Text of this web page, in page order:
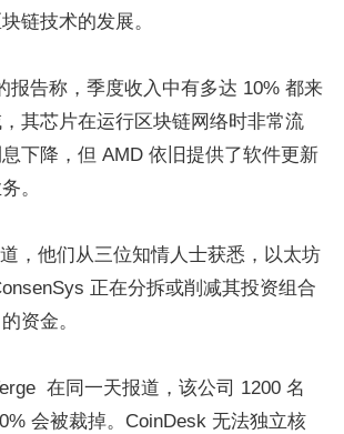
链技术的发展。
报告称，季度收入中有多达 10% 都来
其芯片在运行区块链网络时非常流
下降，但 AMD 依旧提供了软件更新
。
，他们从三位知情人士获悉，以太坊
正在分拆或削减其投资组合
资金。
在同一天报道，该公司 1200 名
会被裁掉。CoinDesk 无法独立核